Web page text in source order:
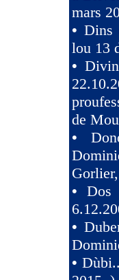
mars
• Dins
lou 13
•
de
•
•Dos
•
•